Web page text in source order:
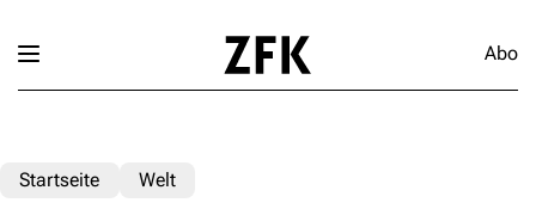
Abo
Startseite Welt